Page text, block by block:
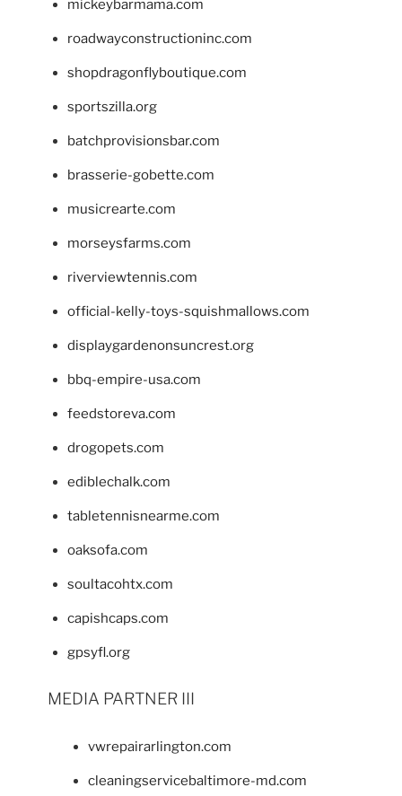
mickeybarmama.com
roadwayconstructioninc.com
shopdragonflyboutique.com
sportszilla.org
batchprovisionsbar.com
brasserie-gobette.com
musicrearte.com
morseysfarms.com
riverviewtennis.com
official-kelly-toys-squishmallows.com
displaygardenonsuncrest.org
bbq-empire-usa.com
feedstoreva.com
drogopets.com
ediblechalk.com
tabletennisnearme.com
oaksofa.com
soultacohtx.com
capishcaps.com
gpsyfl.org
MEDIA PARTNER III
vwrepairarlington.com
cleaningservicebaltimore-md.com